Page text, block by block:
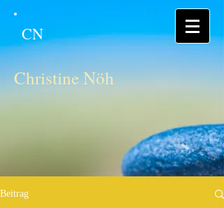
CN
Christine Nöh
Beitrag